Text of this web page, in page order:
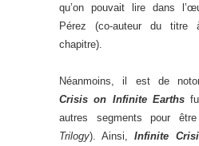
qu’on pouvait lire dans
Pérez (co-auteur du titre
chapitre).
Néanmoins, il est de
Crisis on Infinite Earths
autres segments pour
Trilogy). Ainsi,Infinite